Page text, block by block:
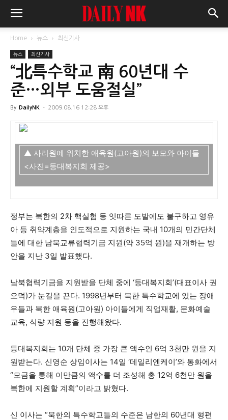
Home 뉴스 최신기사
뉴스 최신기사
“北특수학교 南 60년대 수
준…외부 도움절실”
By DailyNK - 2009.08.16 12:28 오후
▲ 사리원에 위치한 애육원(고아원)의 보모와 아이들
<사진=등대복지회 제공>
정부는 북한의 2차 핵실험 등 잇따른 도발에도 불구하고 영유
아 등 취약계층을 인도적으로 지원하는 국내 10개의 민간단체
들에 대한 남북교류협력기금 지원(약 35억 원)을 재개하는 방
안을 지난 3일 발표했다.
남북협력기금을 지원받을 단체 중에 ‘등대복지회’(대표이사 권
오덕)가 눈길을 끈다. 1998년부터 북한 특수학교에 있는 장애
우들과 북한 애육원(고아원) 아이들에게 직업재활, 문화예술
교육, 식량 지원 등을 진행해왔다.
등대복지회는 10개 단체 중 가장 큰 액수인 6억 3천만 원을 지
원받는다. 신영순 상임이사는 14일 ‘데일리엔케이’와 통화에서
“모금을 통해 이만큼의 액수를 더 조성해 총 12억 6천만 원을
북한에 지원할 계획”이라고 밝혔다.
신 이사는 “북한의 특수학교들의 수준은 남한의 60년대 형편